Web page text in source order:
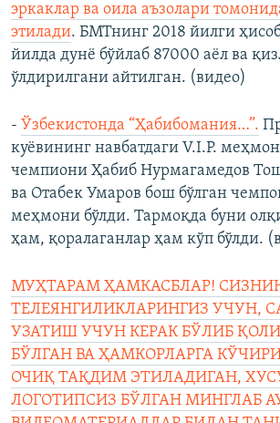
эркаклар ва оила аъзолари
этилади. БМТнинг 2018 йилги
йилда дунё бўйлаб 87000 аёл ва
ўлдирилгани айтилган. (видео)
- Ўзбекистонда “Ҳабибомания…”.
куёвининг навбатдаги V.I.P.
чемпиони Ҳабиб Нурмагамедов
ва Отабек Умаров бош бўлган
меҳмони бўлди. Тармоқда буни
ҳам, қоралаганлар ҳам кўп бўлди.
МУҲТАРАМ ҲАМКАСБЛАР!
ТЕЛЕЯНГИЛИКЛАРИНГИЗ УЧУН,
УЗАТИШ УЧУН КЕРАК БЎЛИБ
БЎЛГАН ВА ҲАМКОРЛАРГА
ОЧИҚ ТАҚДИМ ЭТИЛАДИГАН,
ЛОГОТИПСИЗ БЎЛГАН МИНГЛАБ